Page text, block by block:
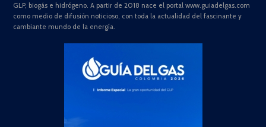
GLP, biogás e hidrógeno. A partir de 2018 nace el portal www.guiadelgas.com
como medio de difusión noticioso, con toda la actualidad del fascinante y
cambiante mundo de la energía.